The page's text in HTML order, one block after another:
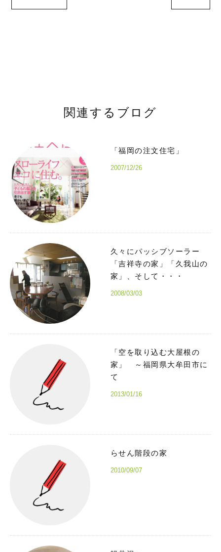
関連するブログ
「福岡の注文住宅」
2007/12/26
久々にパッシブソーラー
「吉祥寺の家」「久我山の
家」、そして・・・
2008/03/03
「空を取り込む大屋根の
家」 ～福岡県大牟田市に
て
2013/01/16
らせん階段の家
2010/09/07